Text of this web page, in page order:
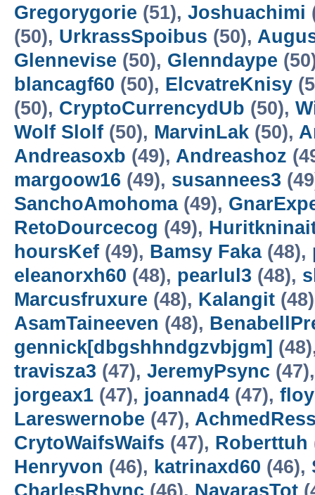
Gregorygorie (51), Joshuachimi
(50), UrkrassSpoibus (50),
Glennevise (50), Glenndaype
blancagf60 (50), ElcvatreKnisy
(50), CryptoCurrencydUb (50),
Wolf Slolf (50), MarvinLak (50),
Andreasoxb (49), Andreashoz
margoow16 (49), susannees3
SanchoAmohoma(49),
RetoDourcecog (49),
hoursKef (49), Bamsy Faka(48),
eleanorxh60 (48), pearlul3 (48),
Marcusfruxure (48), Kalangit
AsamTaineeven (48),
gennick[dbgshhndgzvbjgm]
travisza3 (47), JeremyPsync
jorgeax1 (47), joannad4 (47),
Lareswernobe (47),
CrytoWaifsWaifs (47), Roberttuh
Henryvon (46), katrinaxd60 (46),
CharlesRhync (46), NavarasTot